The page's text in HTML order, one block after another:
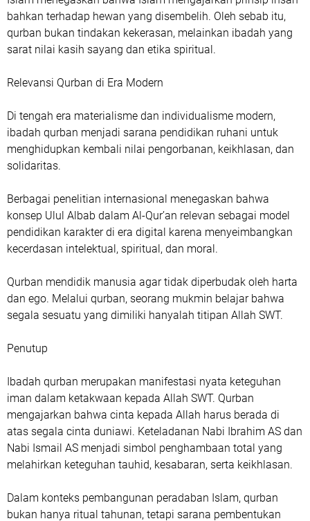
bahkan terhadap hewan yang disembelih. Oleh sebab itu,
qurban bukan tindakan kekerasan, melainkan ibadah yang
sarat nilai kasih sayang dan etika spiritual.
Relevansi Qurban di Era Modern
Di tengah era materialisme dan individualisme modern,
ibadah qurban menjadi sarana pendidikan ruhani untuk
menghidupkan kembali nilai pengorbanan, keikhlasan, dan
solidaritas.
Berbagai penelitian internasional menegaskan bahwa
konsep Ulul Albab dalam Al-Qur’an relevan sebagai model
pendidikan karakter di era digital karena menyeimbangkan
kecerdasan intelektual, spiritual, dan moral.
Qurban mendidik manusia agar tidak diperbudak oleh harta
dan ego. Melalui qurban, seorang mukmin belajar bahwa
segala sesuatu yang dimiliki hanyalah titipan Allah SWT.
Penutup
Ibadah qurban merupakan manifestasi nyata keteguhan
iman dalam ketakwaan kepada Allah SWT. Qurban
mengajarkan bahwa cinta kepada Allah harus berada di
atas segala cinta duniawi. Keteladanan Nabi Ibrahim AS dan
Nabi Ismail AS menjadi simbol penghambaan total yang
melahirkan keteguhan tauhid, kesabaran, serta keikhlasan.
Dalam konteks pembangunan peradaban Islam, qurban
bukan hanya ritual tahunan, tetapi sarana pembentukan